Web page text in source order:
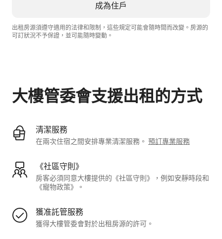
成為住戶
出租房源須遵守適用的法律和限制，這些規定可能會隨時間而改變。房源的
可訂狀況不予保證，並可能隨時變動。
大樓管委會支援出租的方式
清潔服務
在兩次住宿之間安排專業清潔服務。 預訂專業服務
《社區守則》
房客必須同意大樓提供的《社區守則》，例如安靜時段和
《寵物政策》。
獲准託管服務
獲得大樓管委會對於出租房源的許可。